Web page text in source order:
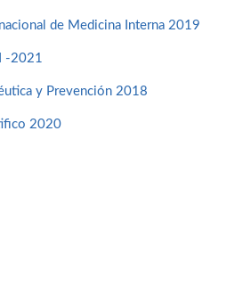
de Medicina Interna 2019
-2021
y Prevención 2018
2020